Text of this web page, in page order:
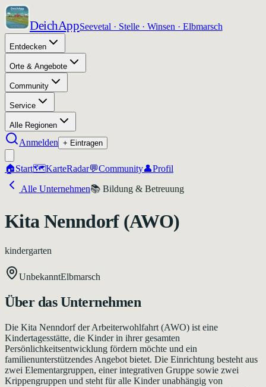
DeichAppSeevetal · Stelle · Winsen · Elbmarsch
Entdecken
Orte & Angebote
Community
Service
Alle Regionen
Anmelden + Eintragen
🏠Start🗺️KarteRadar💬Community👤Profil
Alle Unternehmen📚 Bildung & Betreuung
Kita Nenndorf (AWO)
kindergarten
UnbekanntElbmarsch
Über das Unternehmen
Die Kita Nenndorf der Arbeiterwohlfahrt (AWO) ist eine
Kindertagesstätte, die Kinder in ihrer gesamten
Persönlichkeitsentwicklung fördern möchte und ein
familienunterstützendes Angebot bietet. Die Einrichtung besteht aus
zwei Elementargruppen, einer integrativen Gruppe sowie zwei
Krippengruppen und steht für alle Kinder unabhängig von